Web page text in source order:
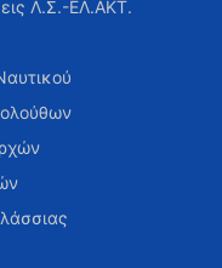
Λ.Σ.-ΕΛ.ΑΚΤ.